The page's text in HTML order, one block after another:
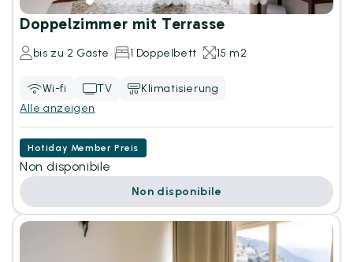
Doppelzimmer mit Terrasse
bis zu 2 Gäste 1 Doppelbett 15 m2
Wi-fi TV
Klimatisierung
Alle anzeigen
Hotiday Member Preis
Non disponibile
Non disponibile